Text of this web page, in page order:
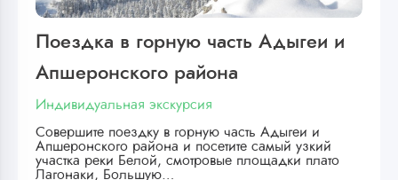
Поездка в горную часть Адыгеи и
Апшеронского района
Индивидуальная экскурсия
Совершите поездку в горную часть Адыгеи и
Апшеронского района и посетите самый узкий
участка реки Белой, смотровые площадки плато
Лагонаки, Большую…